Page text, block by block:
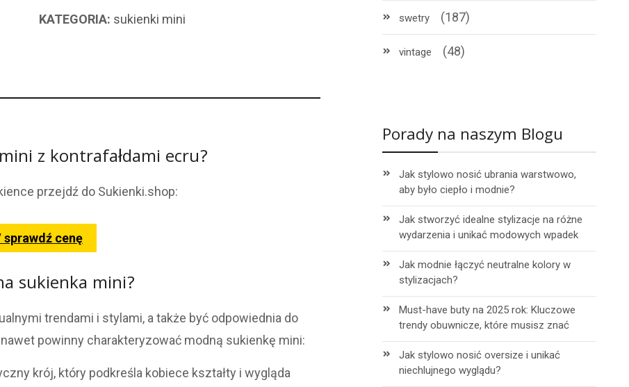
KATEGORIA: sukienki mini
z kontrafałdami ecru?
przejdź do Sukienki.shop:
sprawdź cenę
sukienka mini?
trendami i stylami, a także być odpowiednia do
powinny charakteryzować modną sukienkę mini:
krój, który podkreśla kobiece kształty i wygląda
swetry (187)
vintage (48)
Porady na naszym Blogu
Jak stylowo nosić ubrania warstwowo,
aby było ciepło i modnie?
Jak stworzyć idealne stylizacje na różne
wydarzenia i unikać modowych wpadek
Jak modnie łączyć neutralne kolory w
stylizacjach?
Must-have buty na 2025 rok: Kluczowe
trendy obuwnicze, które musisz znać
Jak stylowo nosić oversize i unikać
niechlujnego wyglądu?